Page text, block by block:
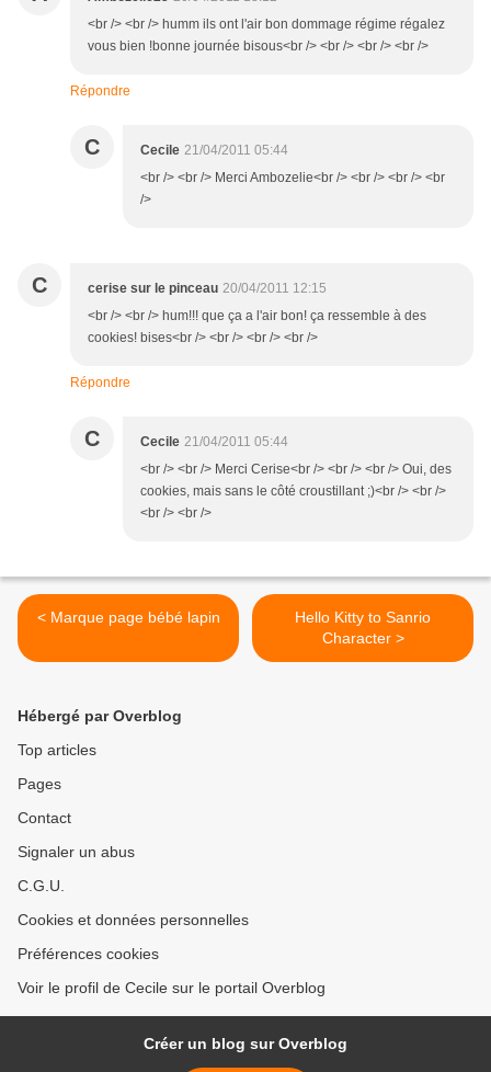
<br /> <br /> humm ils ont l'air bon dommage régime régalez
vous bien !bonne journée bisous<br /> <br /> <br /> <br />
Répondre
C Cecile 21/04/2011 05:44
<br /> <br /> Merci Ambozelie<br /> <br /> <br /> <br
/>
C cerise sur le pinceau 20/04/2011 12:15
<br /> <br /> hum!!! que ça a l'air bon! ça ressemble à des
cookies! bises<br /> <br /> <br /> <br />
Répondre
C Cecile 21/04/2011 05:44
<br /> <br /> Merci Cerise<br /> <br /> <br /> Oui, des
cookies, mais sans le côté croustillant ;)<br /> <br />
<br /> <br />
< Marque page bébé lapin
Hello Kitty to Sanrio
Character >
Hébergé par Overblog
Top articles
Pages
Contact
Signaler un abus
C.G.U.
Cookies et données personnelles
Préférences cookies
Voir le profil de Cecile sur le portail Overblog
Créer un blog sur Overblog